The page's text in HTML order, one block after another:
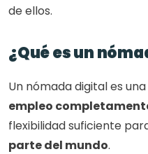
de ellos.
¿Qué es un
Un nómada digital es
empleo
flexibilidad suficiente
parte del mundo.